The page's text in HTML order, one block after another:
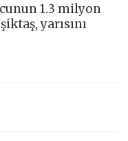
1.3 milyon
yarısını